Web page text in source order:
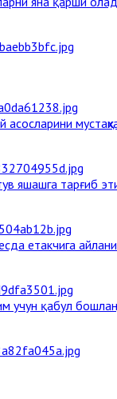
яшашга тарғиб
етакчига
учун қабул